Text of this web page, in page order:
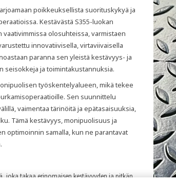
poikkeuksellista suorituskykyä ja
Kestävästä S355-luokan
olosuhteissa, varmistaen
innovatiivisella, virtaviivaisella
paranna sen yleistä kestävyys- ja
seisokkeja ja toimintakustannuksia.
työskentelyalueen, mikä tekee
Sen suunnittelu
vaimentaa tärinöitä ja epätasaisuuksia,
Tämä kestävyys, monipuolisuus ja
optimoinnin samalla, kun ne parantavat
joka takaa erinomaisen kestävyyden ja pitkän